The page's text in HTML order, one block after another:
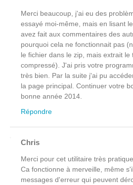
Merci beaucoup, j'ai eu des
essayé moi-même, mais en lisant
avez fait aux commentaires des
pourquoi cela ne fonctionnait pas
le fichier dans le zip, mais extrait le
compressé). J'ai pris votre
très bien. Par la suite j'ai pu
la page principal. Continuer votre
bonne année 2014.
Répondre
Chris
Merci pour cet utilitaire très pratique.
Ca fonctionne à merveille, même
messages d'erreur qui peuvent